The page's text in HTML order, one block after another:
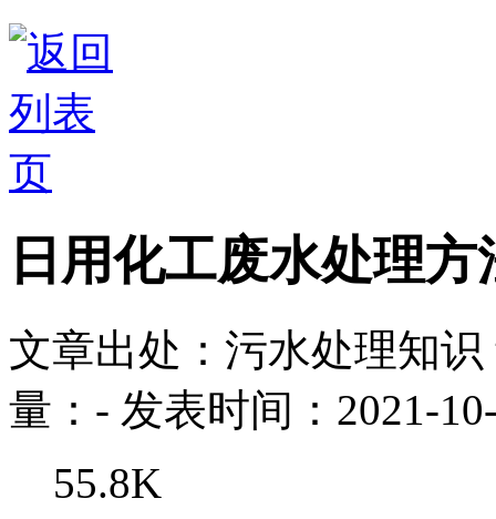
日用化工废水处理方
文章出处：污水处理知识
量： - 发表时间：2021-
55.8K